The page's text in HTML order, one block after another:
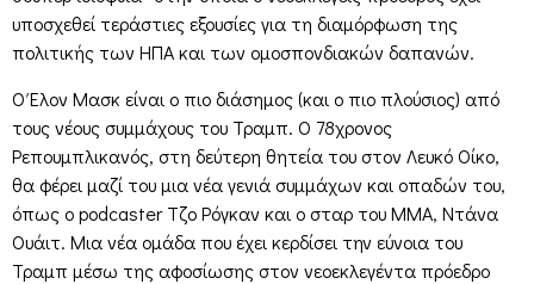
υποσχεθεί τεράστιες εξουσίες για τη διαμόρφωση της
πολιτικής των ΗΠΑ και των ομοσπονδιακών δαπανών.
Ο Έλον Μασκ είναι ο πιο διάσημος (και ο πιο πλούσιος) από
τους νέους συμμάχους του Τραμπ. Ο 78χρονος
Ρεπουμπλικανός, στη δεύτερη θητεία του στον Λευκό Οίκο,
θα φέρει μαζί του μια νέα γενιά συμμάχων και οπαδών του,
όπως ο podcaster Τζο Ρόγκαν και ο σταρ του MMA, Ντάνα
Ουάιτ. Μια νέα ομάδα που έχει κερδίσει την εύνοια του
Τραμπ μέσω της αφοσίωσης στον νεοεκλεγέντα πρόεδρο